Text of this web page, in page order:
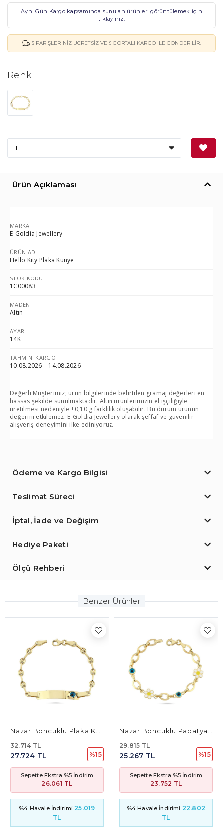
Aynı Gün Kargo kapsamında sunulan ürünleri görüntülemek için
tıklayınız.
SIPARIŞLERINIZ ÜCRETSIZ VE SIGORTALI KARGO ILE GÖNDERILIR.
Renk
Ürün Açıklaması
MARKA
E-Goldia Jewellery
ÜRÜN ADI
Hello Kıty Plaka Kunye
STOK KODU
1C00083
MADEN
Altın
AYAR
14K
TAHMINI KARGO
10.08.2026 – 14.08.2026
Değerli Müşterimiz; ürün bilgilerinde belirtilen gramaj değerleri en
hassas şekilde sunulmaktadır. Altın ürünlerimizin el işçiliğiyle
üretilmesi nedeniyle ±0,10 g farklılık oluşabilir. Bu durum ürünün
değerini etkilemez. E-Goldia Jewellery olarak şeffaf ve güvenilir
alışveriş deneyimini ilke ediniyoruz.
Ödeme ve Kargo Bilgisi
Teslimat Süreci
İptal, İade ve Değişim
Hediye Paketi
Ölçü Rehberi
Benzer Ürünler
Nazar Boncuklu Plaka Künye
TL
TL
Ekstra %5 İndirim
26.061 TL
Havale İndirimi 25.019
Nazar Boncuklu Papatyalı Bileklik
25.267 TL
29.815 TL
Sepette Ekstra %5 İndirim
23.752 TL
%4 Havale İndirimi 22.802